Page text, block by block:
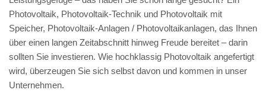
Photovoltaik, Photovoltaik-Technik und Photovoltaik mit
Speicher, Photovoltaik-Anlagen / Photovoltaikanlagen, das Ihnen
über einen langen Zeitabschnitt hinweg Freude bereitet – darin
sollten Sie investieren. Wie hochklassig Photovoltaik angefertigt
wird, überzeugen Sie sich selbst davon und kommen in unser
Unternehmen.